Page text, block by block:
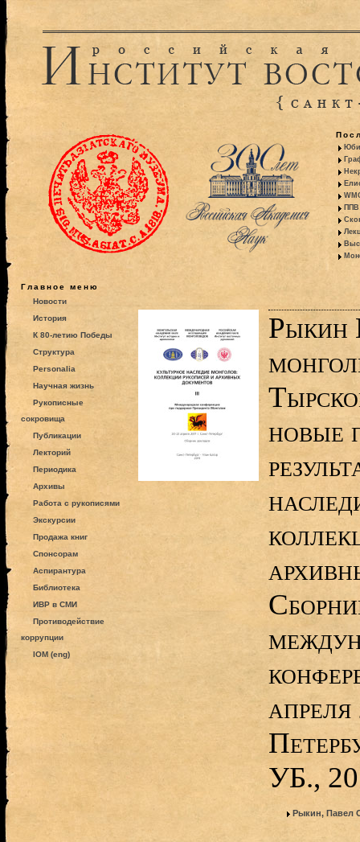
ППВ
Главное меню
Новости
История
К 80-летию Победы
Структура
Personalia
Научная жизнь
Рукописные
сокровища
Публикации
Лекторий
Периодика
Архивы
Работа с рукописями
Экскурсии
Продажа книг
Спонсорам
Аспирантура
Библиотека
ИВР в СМИ
Противодействие
коррупции
IOM (eng)
Рыкин
новые
УБ.,
Рыкин, Павел